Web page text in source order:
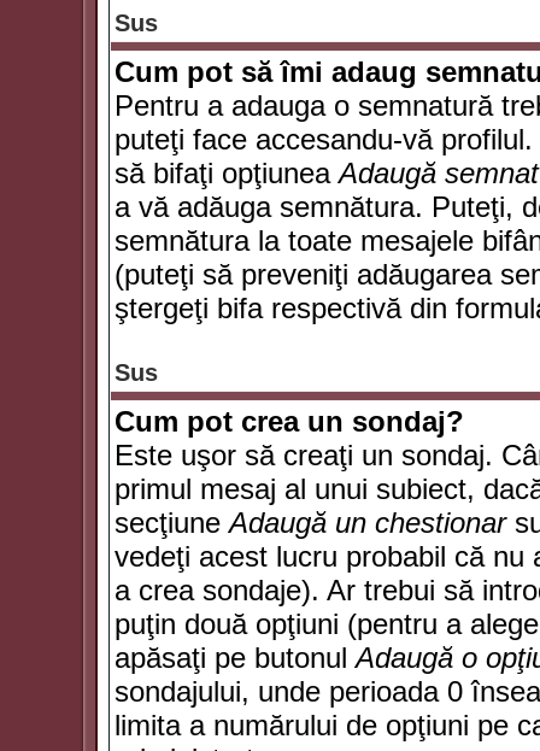
Sus
Cum pot să îmi adaug
Pentru a adauga o semnatură
puteţi face accesandu-vă
să bifaţi opţiuneaAdaugă
a vă adăuga semnătura. Puteţi,
semnătura la toate mesajele
(puteţi să preveniţi adăugarea
ştergeţi bifa respectivă din
Sus
Cum pot crea un sondaj?
Este uşor să creaţi un sondaj.
primul mesaj al unui subiect,
secţiuneAdaugă un chestionar
vedeţi acest lucru probabil că nu
a crea sondaje). Ar trebui să
puţin două opţiuni (pentru a
apăsaţi pe butonulAdaugă o
sondajului, unde perioada 0
limita a numărului de opţiuni pe